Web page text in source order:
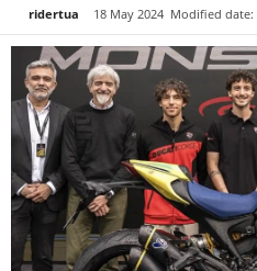
ridertua 18 May 2024 Modified date: